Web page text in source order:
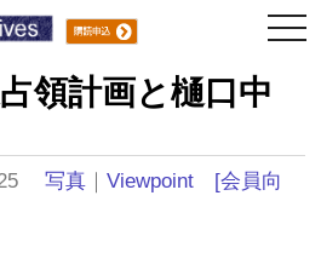
領計画と樋口中
25写真 ｜Viewpoint
[会員向